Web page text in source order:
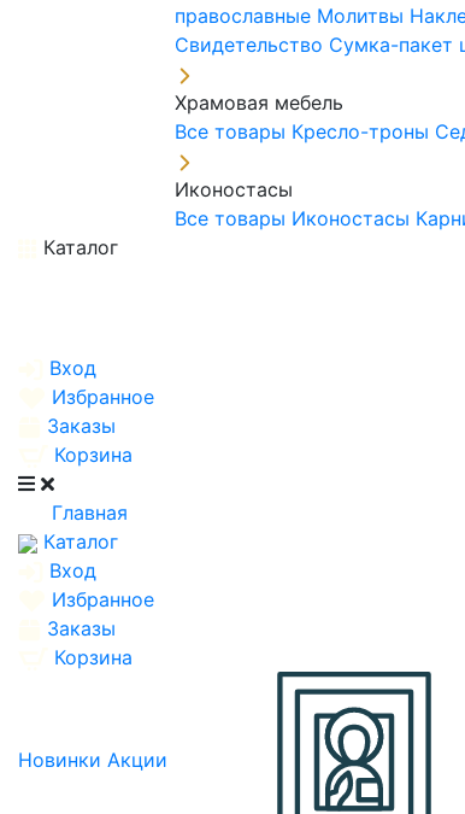
православные Молитвы
Свидетельство Сумка-пакет
Храмовая мебель
Все товары Кресло-троны
Иконостасы
Все товары Иконостасы
Каталог
Вход
Избранное
Заказы
Корзина
Главная
Каталог
Вход
Избранное
Заказы
Корзина
Новинки Акции